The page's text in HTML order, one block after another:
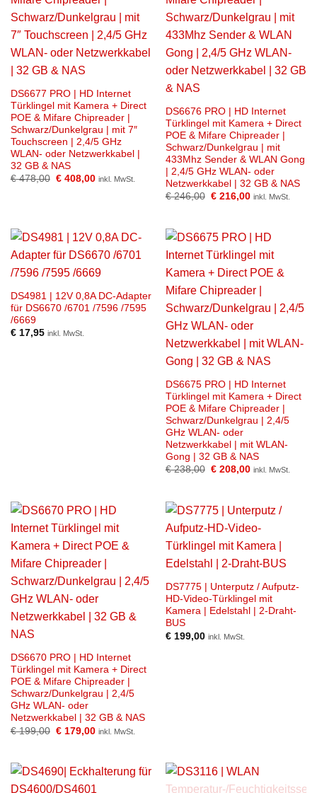
DS6677 PRO | HD Internet
Türklingel mit Kamera + Direct
POE & Mifare Chipreader |
Schwarz/Dunkelgrau | mit 7″
Touchscreen | 2,4/5 GHz
WLAN- oder Netzwerkkabel |
32 GB & NAS
€478,00 Ursprünglicher
€408,00Aktueller
inkl. MwSt.
DS6676 PRO | HD Internet
Türklingel mit Kamera + Direct
POE & Mifare Chipreader |
Schwarz/Dunkelgrau | mit
433Mhz Sender & WLAN Gong
| 2,4/5 GHz WLAN- oder
Netzwerkkabel | 32 GB & NAS
€246,00 Ursprünglicher
€216,00Aktueller
inkl. MwSt.
DS4981 | 12V 0,8A DC-Adapter
für DS6670 /6701 /7596 /7595
/6669
€17,95 inkl. MwSt.
DS6675 PRO | HD Internet
Türklingel mit Kamera + Direct
POE & Mifare Chipreader |
Schwarz/Dunkelgrau | 2,4/5
GHz WLAN- oder
Netzwerkkabel | mit WLAN-
Gong | 32 GB & NAS
€238,00 Ursprünglicher
€208,00Aktueller
inkl. MwSt.
DS6670 PRO | HD Internet
Türklingel mit Kamera + Direct
POE & Mifare Chipreader |
Schwarz/Dunkelgrau | 2,4/5
GHz WLAN- oder
Netzwerkkabel | 32 GB & NAS
€199,00 Ursprünglicher
€179,00Aktueller
inkl. MwSt.
DS7775 | Unterputz / Aufputz-
HD-Video-Türklingel mit
Kamera | Edelstahl | 2-Draht-
BUS
€199,00 inkl. MwSt.